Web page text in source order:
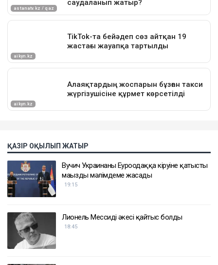
ҚАЗІР ОҚЫЛЫП ЖАТЫР
Вучич Украинаның Еуроодаққа кіруіне қатысты
маңызды мәлімдеме жасады
19:15
Лионель Мессидің әкесі қайтыс болды
18:45